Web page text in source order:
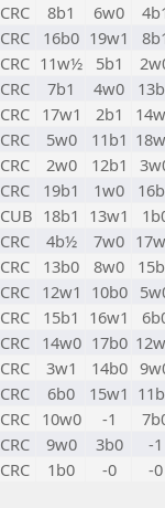
CRC 8b1 6w0
CRC 16b0 19w1
CRC 11w½ 5b1
CRC 7b1 4w0
CRC 17w1 2b1
CRC 5w0 11b1
CRC 2w0 12b1
CRC 19b1 1w0
CUB 18b1 13w1
CRC 4b½ 7w0
CRC 13b0 8w0
CRC 12w1 10b0
CRC 15b1 16w1
CRC 14w0 17b0
CRC 3w1 14b0
CRC 6b0 15w1
CRC 10w0 -1
CRC 9w0 3b0
-1
CRC 1b0 -0 -0